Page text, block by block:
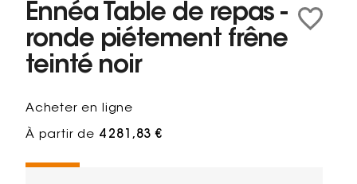
Ennéa Table de repas -
ronde piétement frêne
teinté noir
Acheter en ligne
À partir de 4 281,83 €